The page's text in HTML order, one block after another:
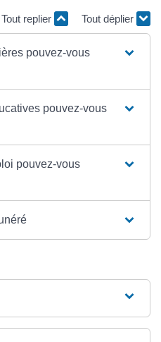
Tout replier Tout déplier
pouvez-vous
pouvez-vous
pouvez-vous